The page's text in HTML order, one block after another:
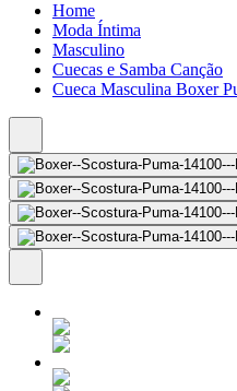
Home
Moda Íntima
Masculino
Cuecas e Samba Canção
Cueca Masculina Boxer